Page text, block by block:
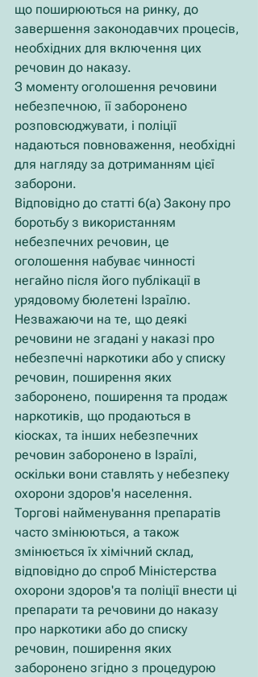
що поширюються на ринку, до
завершення законодавчих процесів,
необхідних для включення цих
речовин до наказу.
З моменту оголошення речовини
небезпечною, її заборонено
розповсюджувати, і поліції
надаються повноваження, необхідні
для нагляду за дотриманням цієї
заборони.
Відповідно до статті 6(а) Закону про
боротьбу з використанням
небезпечних речовин, це
оголошення набуває чинності
негайно після його публікації в
урядовому бюлетені Ізраїлю.
Незважаючи на те, що деякі
речовини не згадані у наказі про
небезпечні наркотики або у списку
речовин, поширення яких
заборонено, поширення та продаж
наркотиків, що продаються в
кіосках, та інших небезпечних
речовин заборонено в Ізраїлі,
оскільки вони ставлять у небезпеку
охорони здоров'я населення.
Торгові найменування препаратів
часто змінюються, а також
змінюється їх хімічний склад,
відповідно до спроб Міністерства
охорони здоров'я та поліції внести ці
препарати та речовини до наказу
про наркотики або до списку
речовин, поширення яких
заборонено згідно з процедурою